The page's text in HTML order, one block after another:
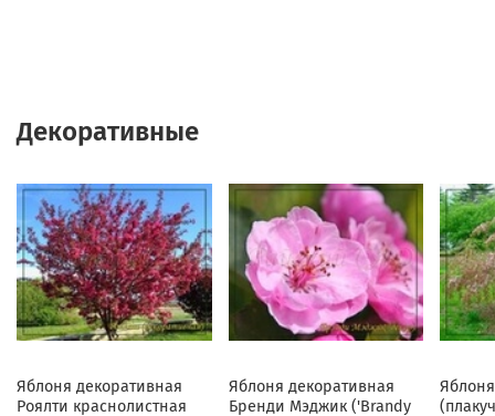
Декоративные
Яблоня декоративная
Роялти краснолистная
Яблоня декоративная
Бренди Мэджик ('Brandy